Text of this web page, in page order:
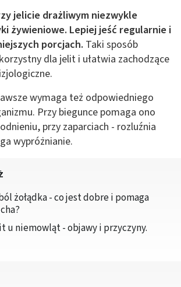
jelicie drażliwym niezwykle
żywieniowe. Lepiej jeść regularnie i
porcjach. Taki sposób
dla jelit i ułatwia zachodzące
wymaga też odpowiedniego
Przy biegunce pomaga ono
przy zaparciach - rozluźnia
wypróżnianie.
żołądka - co jest dobre i pomaga
u niemowląt - objawy i przyczyny.